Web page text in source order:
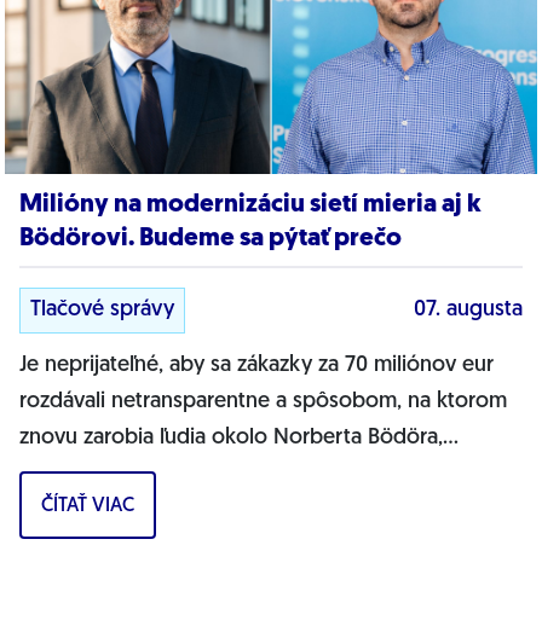
Milióny na modernizáciu sietí mieria aj k
Bödörovi. Budeme sa pýtať prečo
Tlačové správy 07. augusta
Je neprijateľné, aby sa zákazky za 70 miliónov eur
rozdávali netransparentne a spôsobom, na ktorom
znovu zarobia ľudia okolo Norberta Bödöra,
povedal podpredseda Progresívneho Slovenska a...
ČÍTAŤ VIAC